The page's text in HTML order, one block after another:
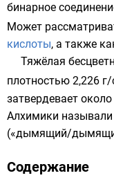
бинарное
Может
кислоты, а также
Тяжёлая
плотностью 2,226
затвердевает
Алхимики называли
(«дымящий/
Содержание